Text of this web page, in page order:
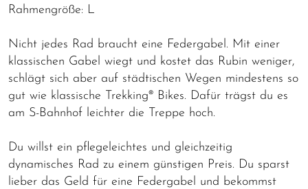
Rahmengröße: L
Nicht jedes Rad braucht eine Federgabel. Mit einer
klassischen Gabel wiegt und kostet das Rubin weniger,
schlägt sich aber auf städtischen Wegen mindestens so
gut wie klassische Trekking® Bikes. Dafür trägst du es
am S-Bahnhof leichter die Treppe hoch.
Du willst ein pflegeleichtes und gleichzeitig
dynamisches Rad zu einem günstigen Preis. Du sparst
lieber das Geld für eine Federgabel und bekommst